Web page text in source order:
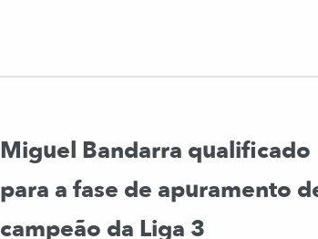
Miguel Bandarra qualificado
para a fase de apuramento
campeão da Liga 3